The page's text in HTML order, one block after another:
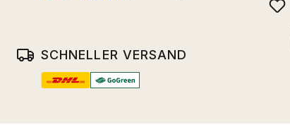
SCHNELLER VERSAND